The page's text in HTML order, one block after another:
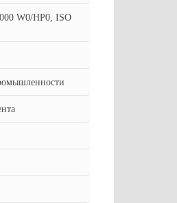
W0/HP0, ISO